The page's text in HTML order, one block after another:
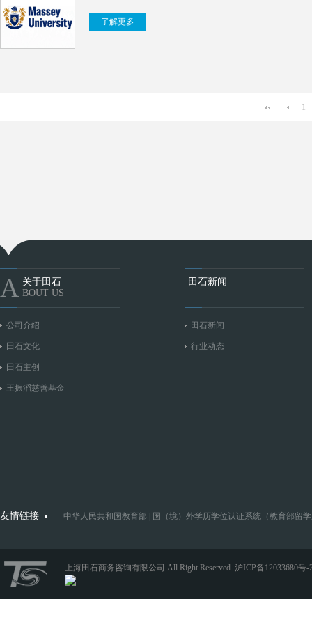
了解更多
1
A 关于田石
BOUT US
公司介绍
田石文化
田石主创
王振滔慈善基金
田石新闻
田石新闻
行业动态
友情链接 中华人民共和国教育部 国（境）外学历学位认证系统（教育部留
上海田石商务咨询有限公司 All Right Reserved 沪ICP备12033680号-